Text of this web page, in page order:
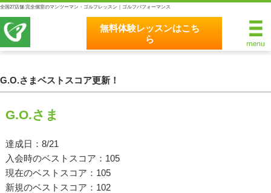
全国27店舗 完全個室のマンツーマン・ゴルフレッスン｜ゴルフパフォーマンス
無料体験レッスンはこち
ら
無料体験レッスンはこちら
統一されたレッスン理論
最新のスイング解析システム
G.O.さまベストスコア更新！
G.O.さま
達成日：8/21
入会時のベストスコア：105
現在のベストスコア：105
新規のベストスコア：102